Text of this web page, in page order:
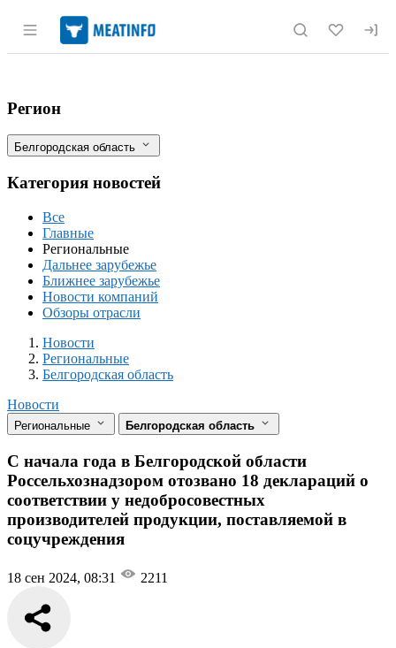
Раздел навигации по сайту
С начала года в Белгородской области
Фильтры
Регион
Белгородская область
Категория новостей
Все
Главные
Региональные
Дальнее зарубежье
Ближнее зарубежье
Новости компаний
Обзоры отрасли
Новости
Разделы
Новости
Региональные
Белгородская область
Новости
Региональные Белгородская область
С начала года в Белгородской области
Россельхознадзором отозвано 18 деклараций о
соответствии у недобросовестных
производителей продукции, поставляемой в
соцучреждения
18 сен 2024, 08:31 2211